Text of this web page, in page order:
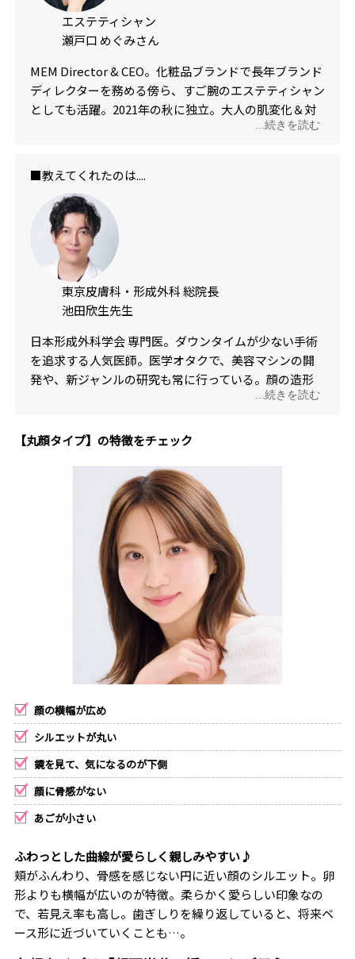
エステティシャン
瀬戸口 めぐみさん
MEM Director & CEO。化粧品ブランドで長年ブランド
ディレクターを務める傍ら、すご腕のエステティシャン
としても活躍。2021年の秋に独立。大人の肌変化＆対
...続きを読む
■教えてくれたのは....
東京皮膚科・形成外科 総院長
池田欣生先生
日本形成外科学会 専門医。ダウンタイムが少ない手術
を追求する人気医師。医学オタクで、美容マシンの開
発や、新ジャンルの研究も常に行っている。顔の造形
...続きを読む
【丸顔タイプ】の特徴をチェック
顔の横幅が広め
シルエットが丸い
鏡を見て、気になるのが下側
顔に骨感がない
あごが小さい
ふわっとした曲線が愛らしく親しみやすい♪
頬がふんわり、骨感を感じない円に近い顔のシルエット。卵
形よりも横幅が広いのが特徴。柔らかく愛らしい印象なの
で、若見え率も高し。歯ぎしりを繰り返していると、将来ベ
ース形に近づいていくことも…。